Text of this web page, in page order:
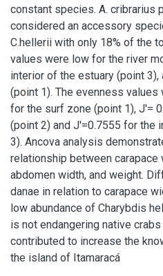
constant species. A. cribrarius
considered an accessory
C.hellerii with only 18% of the
values were low for the river
interior of the estuary (point
(point 1). The evenness
for the surf zone (point 1), J'=
(point 2) and J'=0.7555 for the
3). Ancova analysis
relationship between carapace
abdomen width, and weight.
danae in relation to carapace
low abundance of Charybdis
is not endangering native
contributed to increase the
the island of Itamaracá